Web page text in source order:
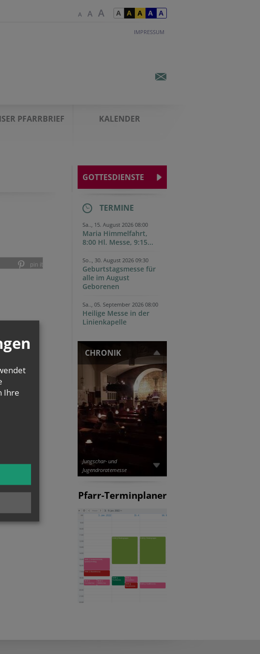
IMPRESSUM
PFARRBRIEF KALENDER
pin it
GOTTESDIENSTE
TERMINE
Sa.., 15. August 2026 08:00
Maria Himmelfahrt,
8:00 Hl. Messe, 9:15...
So.., 30. August 2026 09:30
Geburtstagsmesse für
alle im August
Geborenen
Sa.., 05. September 2026 08:00
Heilige Messe in der
Linienkapelle
CHRONIK
Jungschar- und
Jugendroratemesse
Pfarr-Terminplaner
Ihre